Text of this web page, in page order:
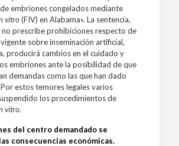
embriones congelados mediante
vitro(FIV) en Alabama». La sentencia,
no prescribe prohibiciones respecto de
sobre inseminación artificial,
producirá cambios en el cuidado y
embriones ante la posibilidad de que
demandas como las que han dado
estos temores legales varios
los procedimientos de
vitro.
del centro demandado se
consecuencias económicas.